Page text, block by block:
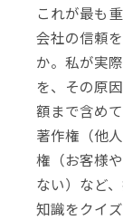
これが最も
会社の信頼
か。私が実
を、その原
額まで含め
著作権（他
権（お客様
ない）など
知識をクイ